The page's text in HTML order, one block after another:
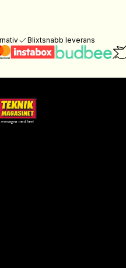
Blixtsnabb leverans